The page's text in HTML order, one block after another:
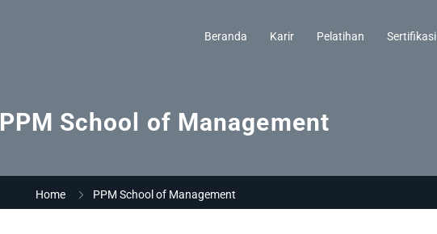
Beranda Karir Pelatihan Sertifikasi
PPM School of Management
Home PPM School of Management